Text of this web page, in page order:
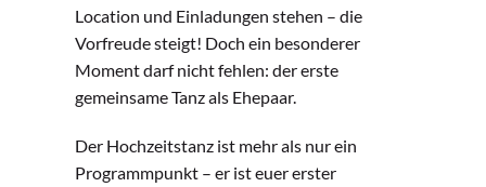
Location und Einladungen stehen – die
Vorfreude steigt! Doch ein besonderer
Moment darf nicht fehlen: der erste
gemeinsame Tanz als Ehepaar.
Der Hochzeitstanz ist mehr als nur ein
Programmpunkt – er ist euer erster